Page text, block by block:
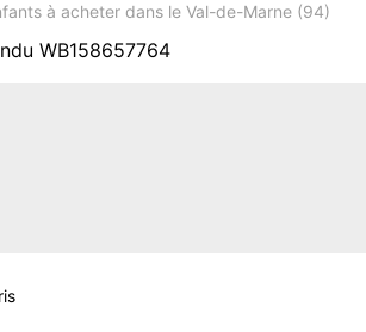
à acheter dans le Val-de-Marne (94)
WB158657764